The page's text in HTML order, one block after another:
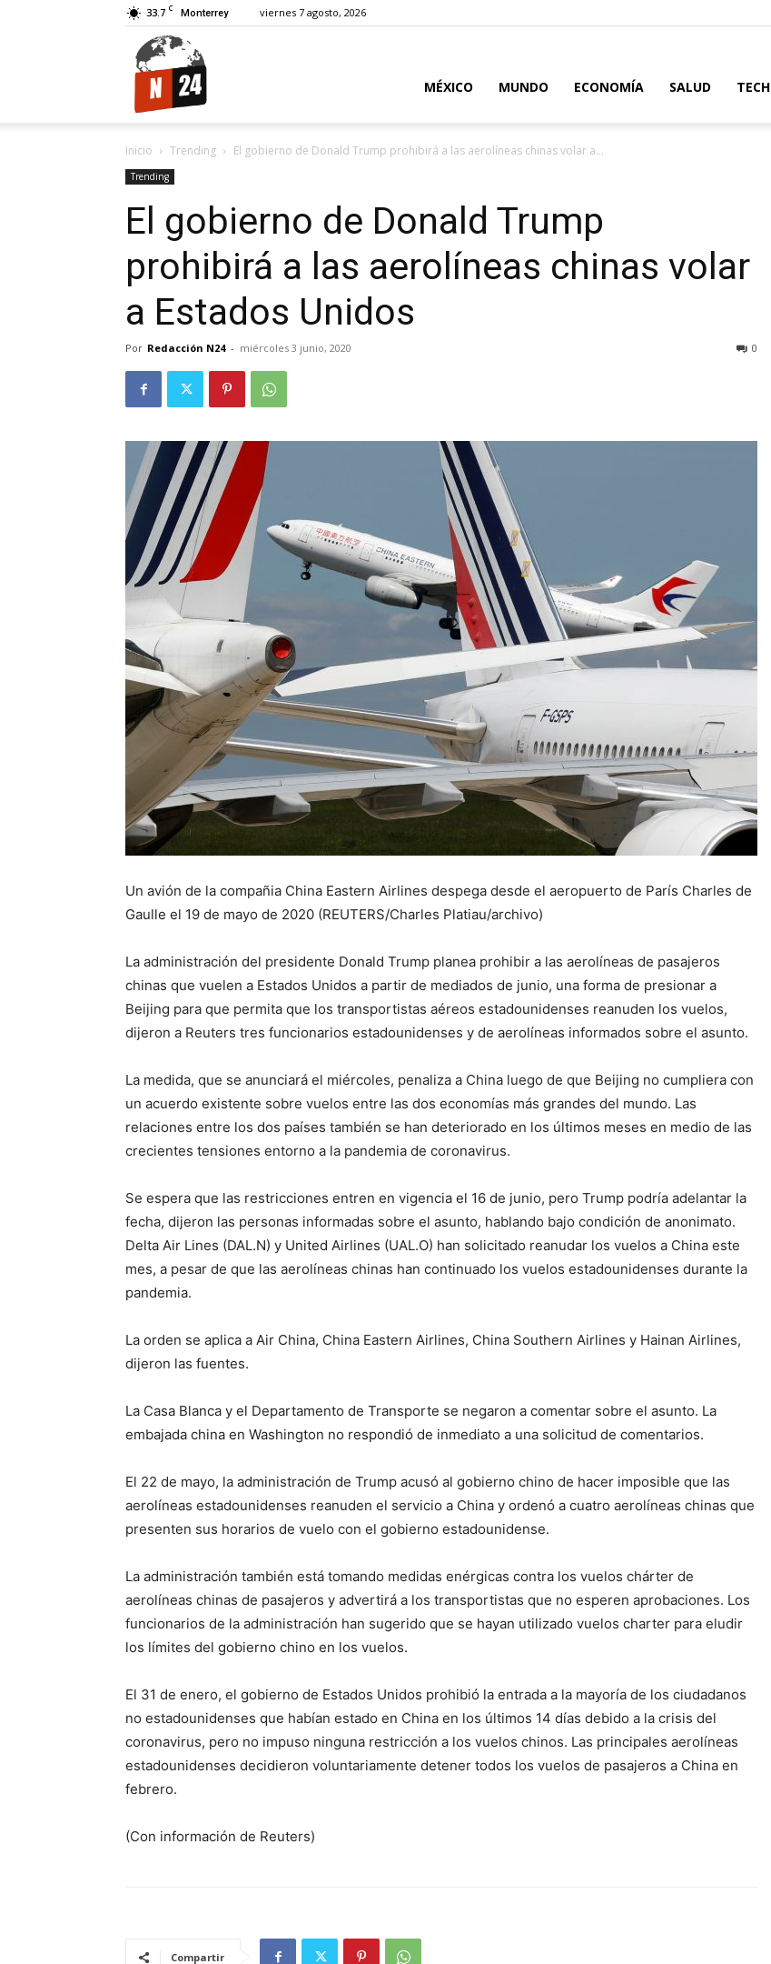
33.7 C Monterrey viernes 7 agosto, 2026
MÉXICO MUNDO ECONOMÍA SALUD TECH
Inicio Trending El gobierno de Donald Trump prohibirá a las aerolíneas chinas volar a...
Trending
El gobierno de Donald Trump
prohibirá a las aerolíneas chinas volar
a Estados Unidos
Por Redacción N24 - miércoles 3 junio, 2020 0
Un avión de la compañia China Eastern Airlines despega desde el aeropuerto de París Charles de
Gaulle el 19 de mayo de 2020 (REUTERS/Charles Platiau/archivo)
La administración del presidente Donald Trump planea prohibir a las aerolíneas de pasajeros
chinas que vuelen a Estados Unidos a partir de mediados de junio, una forma de presionar a
Beijing para que permita que los transportistas aéreos estadounidenses reanuden los vuelos,
dijeron a Reuters tres funcionarios estadounidenses y de aerolíneas informados sobre el asunto.
La medida, que se anunciará el miércoles, penaliza a China luego de que Beijing no cumpliera con
un acuerdo existente sobre vuelos entre las dos economías más grandes del mundo. Las
relaciones entre los dos países también se han deteriorado en los últimos meses en medio de las
crecientes tensiones entorno a la pandemia de coronavirus.
Se espera que las restricciones entren en vigencia el 16 de junio, pero Trump podría adelantar la
fecha, dijeron las personas informadas sobre el asunto, hablando bajo condición de anonimato.
Delta Air Lines (DAL.N) y United Airlines (UAL.O) han solicitado reanudar los vuelos a China este
mes, a pesar de que las aerolíneas chinas han continuado los vuelos estadounidenses durante la
pandemia.
La orden se aplica a Air China, China Eastern Airlines, China Southern Airlines y Hainan Airlines,
dijeron las fuentes.
La Casa Blanca y el Departamento de Transporte se negaron a comentar sobre el asunto. La
embajada china en Washington no respondió de inmediato a una solicitud de comentarios.
El 22 de mayo, la administración de Trump acusó al gobierno chino de hacer imposible que las
aerolíneas estadounidenses reanuden el servicio a China y ordenó a cuatro aerolíneas chinas que
presenten sus horarios de vuelo con el gobierno estadounidense.
La administración también está tomando medidas enérgicas contra los vuelos chárter de
aerolíneas chinas de pasajeros y advertirá a los transportistas que no esperen aprobaciones. Los
funcionarios de la administración han sugerido que se hayan utilizado vuelos charter para eludir
los límites del gobierno chino en los vuelos.
El 31 de enero, el gobierno de Estados Unidos prohibió la entrada a la mayoría de los ciudadanos
no estadounidenses que habían estado en China en los últimos 14 días debido a la crisis del
coronavirus, pero no impuso ninguna restricción a los vuelos chinos. Las principales aerolíneas
estadounidenses decidieron voluntariamente detener todos los vuelos de pasajeros a China en
febrero.
(Con información de Reuters)
Compartir